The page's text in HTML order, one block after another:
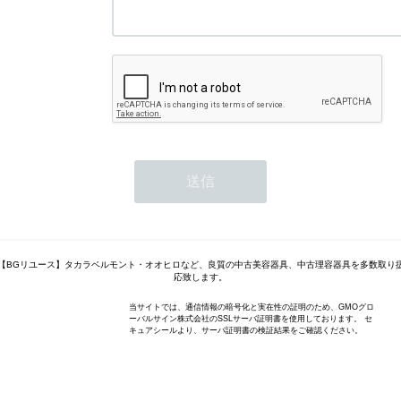
BGリユース】タカラベルモント・オオヒロなど、良質の中古美容器具、中古理容器具を多数取り
応致します。
当サイトでは、通信情報の暗号化と実在性の証明のため、GMOグロ
ーバルサイン株式会社のSSLサーバ証明書を使用しております。 セ
キュアシールより、サーバ証明書の検証結果をご確認ください。